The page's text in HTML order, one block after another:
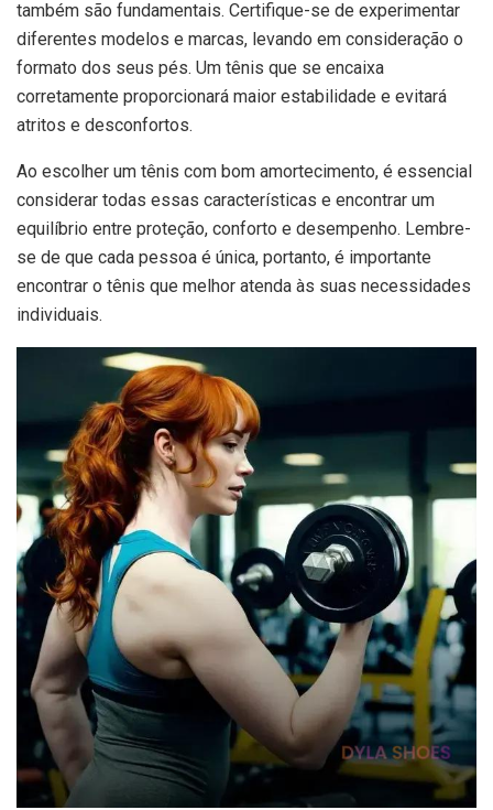
também são fundamentais. Certifique-se de experimentar
diferentes modelos e marcas, levando em consideração o
formato dos seus pés. Um tênis que se encaixa
corretamente proporcionará maior estabilidade e evitará
atritos e desconfortos.
Ao escolher um tênis com bom amortecimento, é essencial
considerar todas essas características e encontrar um
equilíbrio entre proteção, conforto e desempenho. Lembre-
se de que cada pessoa é única, portanto, é importante
encontrar o tênis que melhor atenda às suas necessidades
individuais.